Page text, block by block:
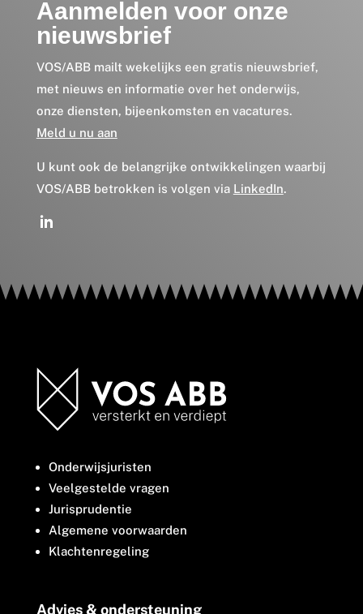
Aanmelden voor onze
nieuwsbrief
VOS/ABB mailt wekelijks een gratis nieuwsbrief,
met nieuws en informatie over het onderwijs,
onze diensten, bijeenkomsten en vacatures.
Meld u nu aan
U kunt ook de belangrijke ontwikkelingen waarbij
VOS/ABB betrokken is volgen via LinkedIn.
Onderwijsjuristen
Veelgestelde vragen
Jurisprudentie
Algemene voorwaarden
Klachtenregeling
Advies & ondersteuning